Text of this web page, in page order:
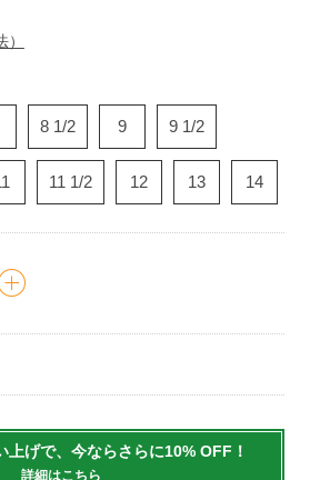
8 1/2 9 9 1/2
11 1/2 12 13 14
上げで、今ならさらに10% OFF！
詳細はこちら